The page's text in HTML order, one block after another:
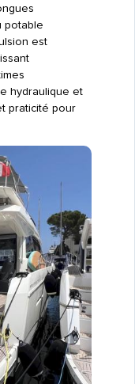
potable
est
hydraulique et
praticité pour